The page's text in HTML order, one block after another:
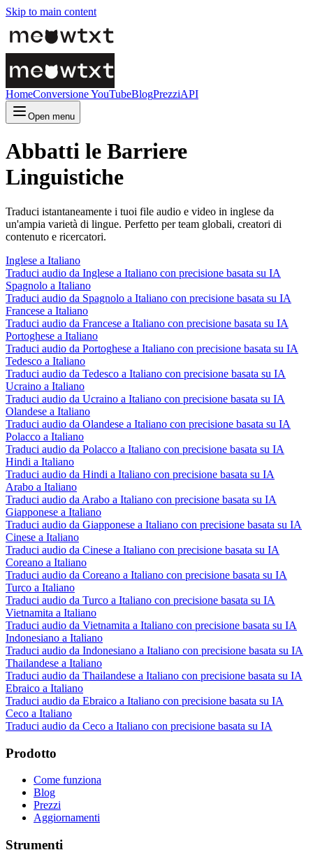
Skip to main content
HomeConversione YouTubeBlogPrezziAPI
Open menu
Abbatti le Barriere
Linguistiche
Traduci istantaneamente i tuoi file audio e video in inglese da
un'ampia varietà di lingue. Perfetto per team globali, creatori di
contenuto e ricercatori.
Inglese a Italiano
Traduci audio da Inglese a Italiano con precisione basata su IA
Spagnolo a Italiano
Traduci audio da Spagnolo a Italiano con precisione basata su IA
Francese a Italiano
Traduci audio da Francese a Italiano con precisione basata su IA
Portoghese a Italiano
Traduci audio da Portoghese a Italiano con precisione basata su IA
Tedesco a Italiano
Traduci audio da Tedesco a Italiano con precisione basata su IA
Ucraino a Italiano
Traduci audio da Ucraino a Italiano con precisione basata su IA
Olandese a Italiano
Traduci audio da Olandese a Italiano con precisione basata su IA
Polacco a Italiano
Traduci audio da Polacco a Italiano con precisione basata su IA
Hindi a Italiano
Traduci audio da Hindi a Italiano con precisione basata su IA
Arabo a Italiano
Traduci audio da Arabo a Italiano con precisione basata su IA
Giapponese a Italiano
Traduci audio da Giapponese a Italiano con precisione basata su IA
Cinese a Italiano
Traduci audio da Cinese a Italiano con precisione basata su IA
Coreano a Italiano
Traduci audio da Coreano a Italiano con precisione basata su IA
Turco a Italiano
Traduci audio da Turco a Italiano con precisione basata su IA
Vietnamita a Italiano
Traduci audio da Vietnamita a Italiano con precisione basata su IA
Indonesiano a Italiano
Traduci audio da Indonesiano a Italiano con precisione basata su IA
Thailandese a Italiano
Traduci audio da Thailandese a Italiano con precisione basata su IA
Ebraico a Italiano
Traduci audio da Ebraico a Italiano con precisione basata su IA
Ceco a Italiano
Traduci audio da Ceco a Italiano con precisione basata su IA
Prodotto
Come funziona
Blog
Prezzi
Aggiornamenti
Strumenti